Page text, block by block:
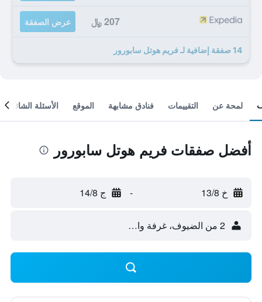
207 ﷼ عرض الصفقة
14 صفقة إضافية لـ فريم هوتل سابورور
لمحة عن التقييمات فنادق مشابهة الموقع الأسئلة الشائعة
أفضل صفقات فريم هوتل سابورور
خ 13/8 - ج 14/8
2 من الضيوف، غرفة واحدة